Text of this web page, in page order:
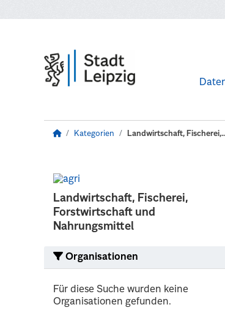
Kategorien Landwirtschaft,
Landwirtschaft, Fischerei,
Forstwirtschaft und
Nahrungsmittel
Organisationen
Für diese Suche wurden keine
Organisationen gefunden.